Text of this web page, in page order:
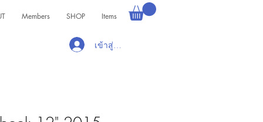
Members SHOP Items
เข้าสู่ระบบ